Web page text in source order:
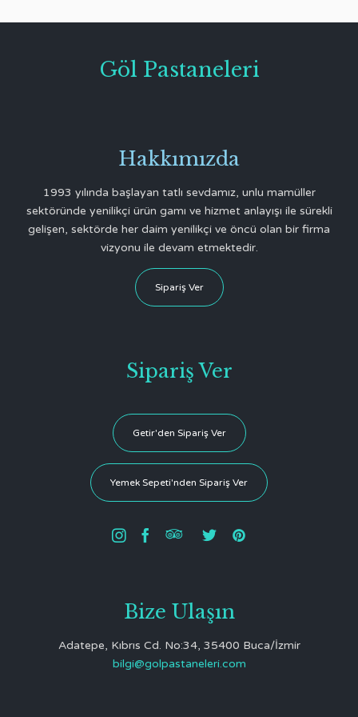
Göl Pastaneleri
Hakkımızda
1993 yılında başlayan tatlı sevdamız, unlu mamüller
sektöründe yenilikçi ürün gamı ve hizmet anlayışı ile sürekli
gelişen, sektörde her daim yenilikçi ve öncü olan bir firma
vizyonu ile devam etmektedir.
Sipariş Ver
Sipariş Ver
Getir'den Sipariş Ver
Yemek Sepeti'nden Sipariş Ver
    
Bize Ulaşın
Adatepe, Kıbrıs Cd. No:34, 35400 Buca/İzmir
bilgi@golpastaneleri.com